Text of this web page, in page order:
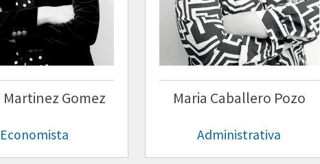
Martinez Gomez
Economista
Maria Caballero Pozo
Administrativa